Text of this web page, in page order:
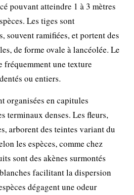
pouvant atteindre 1 à 3 mètres
Les tiges sont
souvent ramifiées, et portent des
de forme ovale à lancéolée. Le
une texture
ou entiers.
organisées en capitules
terminaux denses. Les fleurs,
arborent des teintes variant du
les espèces, comme chez
sont des akènes surmontés
facilitant la dispersion
dégagent une odeur